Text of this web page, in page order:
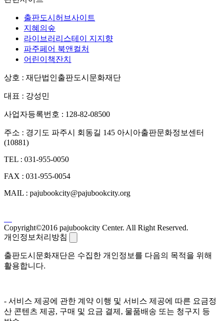
출판도시허브사이트
지혜의숲
라이브러리스테이 지지향
파주페어 북앤컬처
어린이책잔치
상호 : 재단법인출판도시문화재단
대표 : 강성민
사업자등록번호 : 128-82-08500
주소 : 경기도 파주시 회동길 145 아시아출판문화정보센터
(10881)
TEL : 031-955-0050
FAX : 031-955-0054
MAIL : pajubookcity@pajubookcity.org
Copyright©2016 pajubookcity Center. All Right Reserved.
개인정보처리방침
출판도시문화재단은 수집한 개인정보를 다음의 목적을 위해
활용합니다.
- 서비스 제공에 관한 계약 이행 및 서비스 제공에 따른 요금정
산 콘텐츠 제공, 구매 및 요금 결제, 물품배송 또는 청구지 등